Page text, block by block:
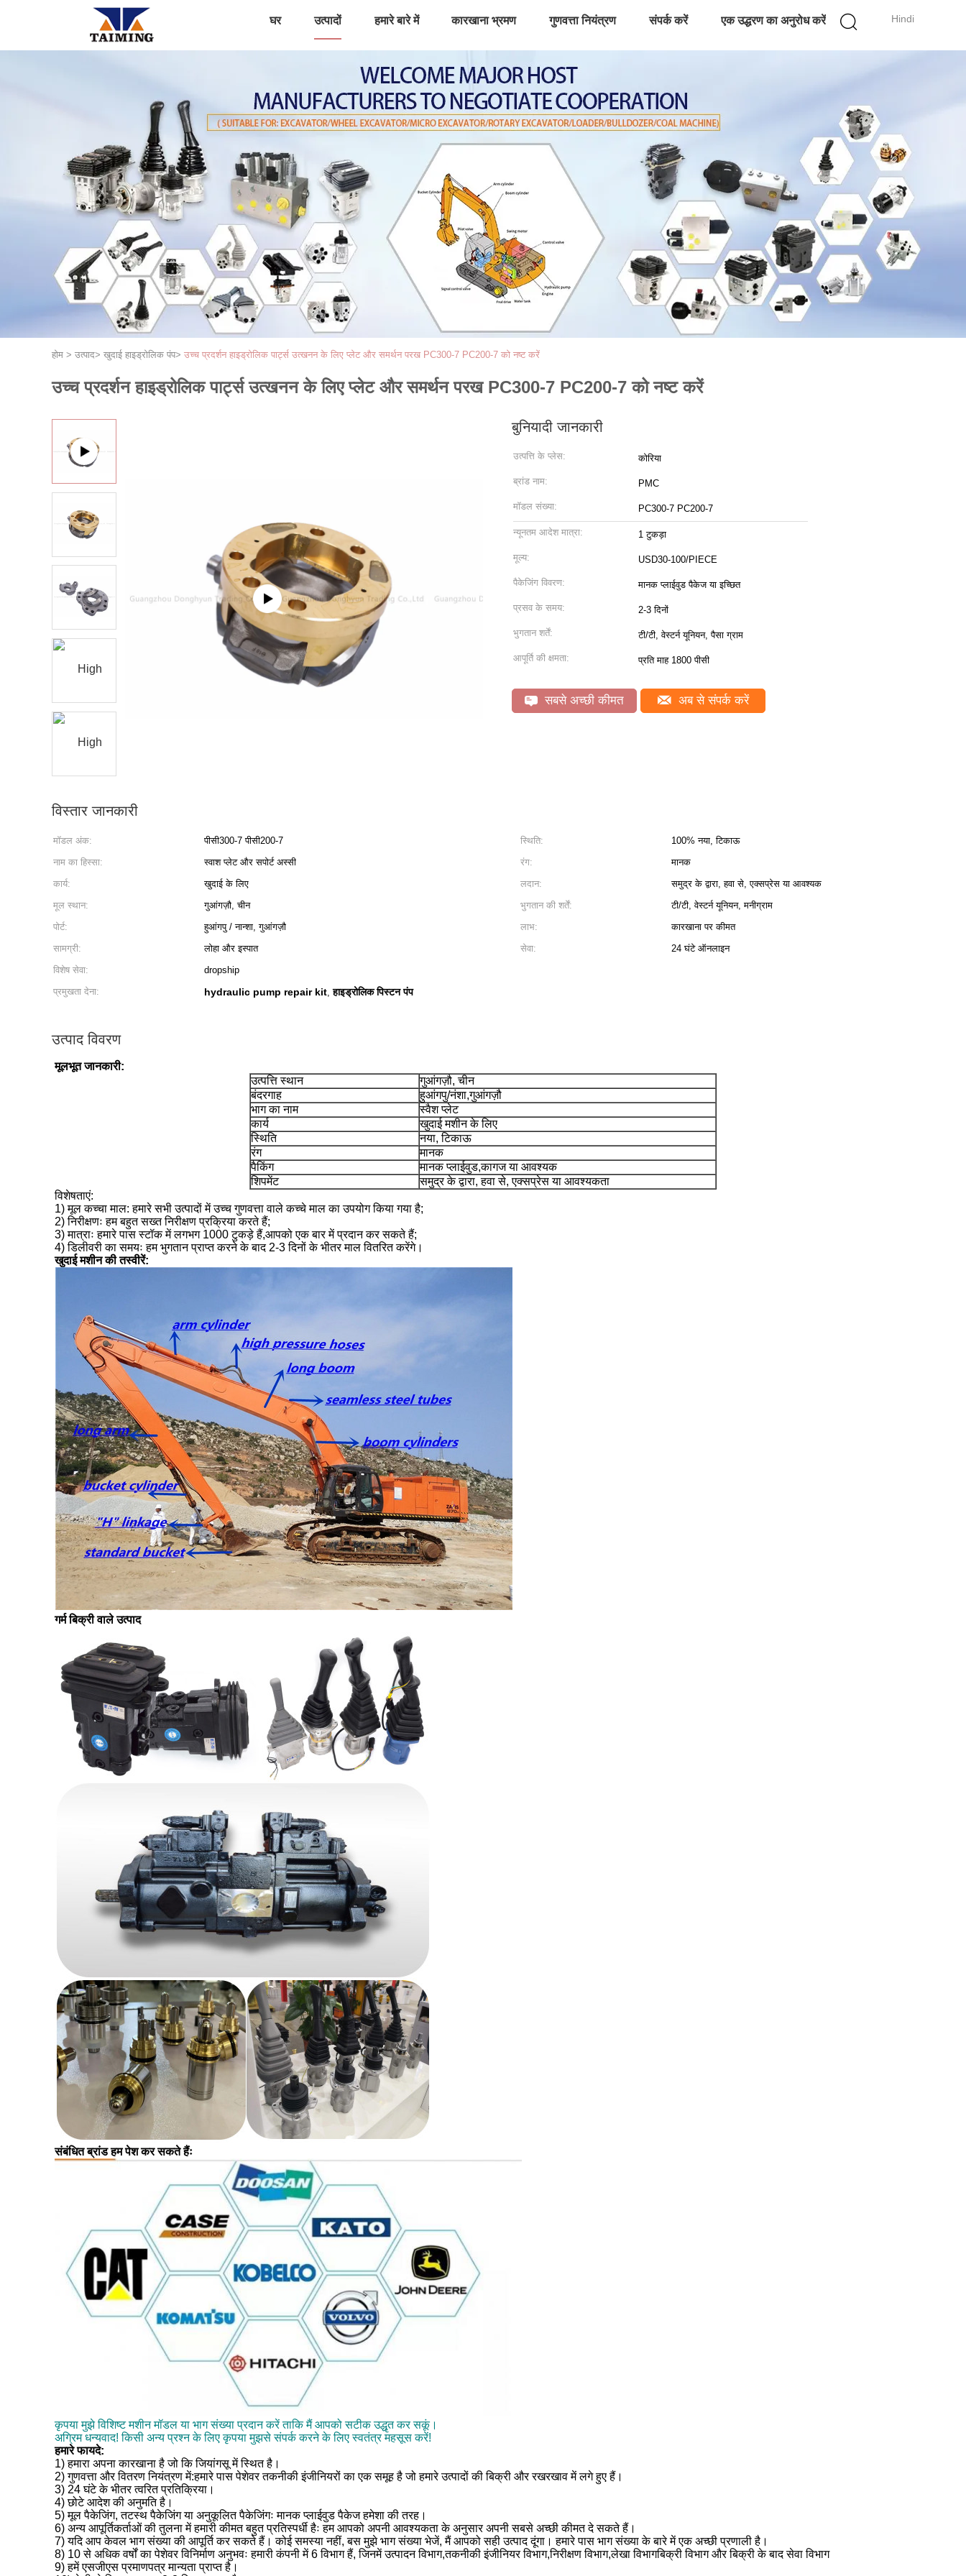
Hindi
घर उत्पादों हमारे बारे में कारखाना भ्रमण गुणवत्ता नियंत्रण संपर्क करें एक उद्धरण का अनुरोध करें
होम > उत्पाद> खुदाई हाइड्रोलिक पंप> उच्च प्रदर्शन हाइड्रोलिक पार्ट्स उत्खनन के लिए प्लेट और समर्थन परख PC300-7 PC200-7 को नष्ट करें
उच्च प्रदर्शन हाइड्रोलिक पार्ट्स उत्खनन के लिए प्लेट और समर्थन परख PC300-7 PC200-7 को नष्ट करें
बुनियादी जानकारी
उत्पत्ति के प्लेस: कोरिया
ब्रांड नाम: PMC
मॉडल संख्या: PC300-7 PC200-7
न्यूनतम आदेश मात्रा: 1 टुकड़ा
मूल्य: USD30-100/PIECE
पैकेजिंग विवरण: मानक प्लाईवुड पैकेज या इच्छित
प्रसव के समय: 2-3 दिनों
भुगतान शर्तें: टी/टी, वेस्टर्न यूनियन, पैसा ग्राम
आपूर्ति की क्षमता: प्रति माह 1800 पीसी
सबसे अच्छी कीमत अब से संपर्क करें
विस्तार जानकारी
मॉडल अंक: पीसी300-7 पीसी200-7 स्थिति:
100% नया, टिकाऊ
नाम का हिस्सा:
स्वाश प्लेट और सपोर्ट अस्सी रंग:
मानक
कार्य:
खुदाई के लिए लदान:
समुद्र के द्वारा, हवा से, एक्सप्रेस या आवश्यक
मूल स्थान:
गुआंगज़ौ, चीन भुगतान की शर्तें:
टी/टी, वेस्टर्न यूनियन, मनीग्राम
पोर्ट:
हुआंगपु / नान्शा, गुआंगज़ौ लाभ:
कारखाना पर कीमत
सामग्री:
लोहा और इस्पात सेवा:
24 घंटे ऑनलाइन
विशेष सेवा:
dropship
प्रमुखता देना:
hydraulic pump repair kit,हाइड्रोलिक पिस्टन पंप
उत्पाद विवरण
मूलभूत जानकारी:
उत्पत्ति स्थान
गुआंगज़ौ, चीन
बंदरगाह
हुआंगपु/नंशा,गुआंगज़ौ
भाग का नाम
स्वैश प्लेट
कार्य
खुदाई मशीन के लिए
स्थिति
नया, टिकाऊ
रंग
मानक
पैकिंग
मानक प्लाईवुड,कागज या आवश्यक
शिपमेंट
समुद्र के द्वारा, हवा से, एक्सप्रेस या आवश्यकता
विशेषताएं:
1) मूल कच्चा माल: हमारे सभी उत्पादों में उच्च गुणवत्ता वाले कच्चे माल का उपयोग किया गया है;
2) निरीक्षणः हम बहुत सख्त निरीक्षण प्रक्रिया करते हैं;
3) मात्राः हमारे पास स्टॉक में लगभग 1000 टुकड़े हैं,आपको एक बार में प्रदान कर सकते हैं;
4) डिलीवरी का समयः हम भुगतान प्राप्त करने के बाद 2-3 दिनों के भीतर माल वितरित करेंगे।
खुदाई मशीन की तस्वीरें:
गर्म बिक्री वाले उत्पाद
संबंधित ब्रांड हम पेश कर सकते हैंः
कृपया मुझे विशिष्ट मशीन मॉडल या भाग संख्या प्रदान करें ताकि मैं आपको सटीक उद्धृत कर सकूं।
अग्रिम धन्यवाद! किसी अन्य प्रश्न के लिए कृपया मुझसे संपर्क करने के लिए स्वतंत्र महसूस करें!
हमारे फायदे:
1) हमारा अपना कारखाना है जो कि जियांगसू में स्थित है।
2) गुणवत्ता और वितरण नियंत्रण में:हमारे पास पेशेवर तकनीकी इंजीनियरों का एक समूह है जो हमारे उत्पादों की बिक्री और रखरखाव में लगे हुए हैं।
3) 24 घंटे के भीतर त्वरित प्रतिक्रिया।
4) छोटे आदेश की अनुमति है।
5) मूल पैकेजिंग, तटस्थ पैकेजिंग या अनुकूलित पैकेजिंगः मानक प्लाईवुड पैकेज हमेशा की तरह।
6) अन्य आपूर्तिकर्ताओं की तुलना में हमारी कीमत बहुत प्रतिस्पर्धी हैः हम आपको अपनी आवश्यकता के अनुसार अपनी सबसे अच्छी कीमत दे सकते हैं।
7) यदि आप केवल भाग संख्या की आपूर्ति कर सकते हैं। कोई समस्या नहीं, बस मुझे भाग संख्या भेजें, मैं आपको सही उत्पाद दूंगा। हमारे पास भाग संख्या के बारे में एक अच्छी प्रणाली है।
8) 10 से अधिक वर्षों का पेशेवर विनिर्माण अनुभवः हमारी कंपनी में 6 विभाग हैं, जिनमें उत्पादन विभाग,तकनीकी इंजीनियर विभाग,निरीक्षण विभाग,लेखा विभागबिक्री विभाग और बिक्री के बाद सेवा विभाग
9) हमें एसजीएस प्रमाणपत्र मान्यता प्राप्त है।